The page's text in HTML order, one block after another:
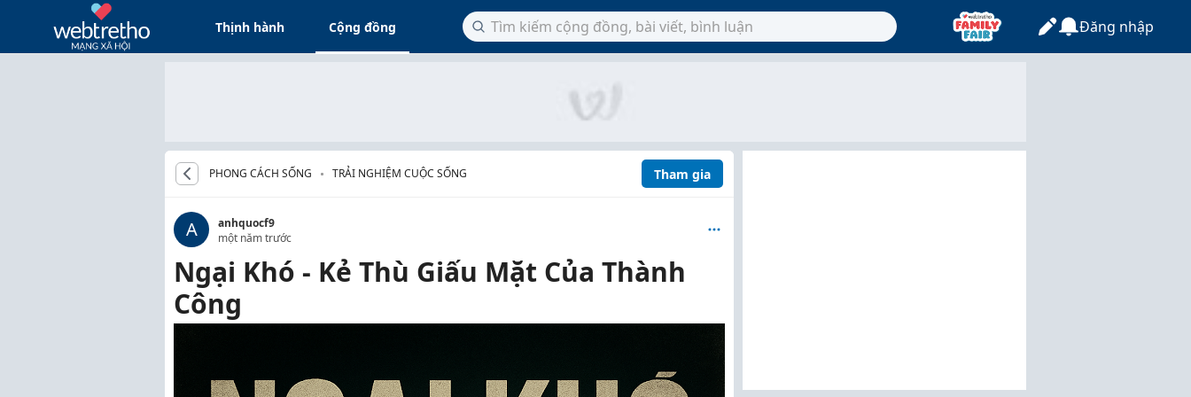
Thịnh hành Cộng đồng Đăng nhập
PHONG CÁCH SỐNG TRẢI NGHIỆM CUỘC SỐNG Tham gia
A
anhquocf9
một năm trước
Ngại Khó - Kẻ Thù Giấu Mặt Của Thành
Công